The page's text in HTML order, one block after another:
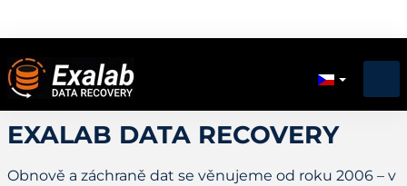
EXALAB DATA RECOVERY
Obnově a záchraně dat se věnujeme od roku 2006 – v